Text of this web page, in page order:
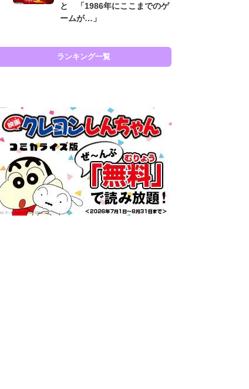
と 「1986年にここまでのゲ
ームが…」
ランキング一覧